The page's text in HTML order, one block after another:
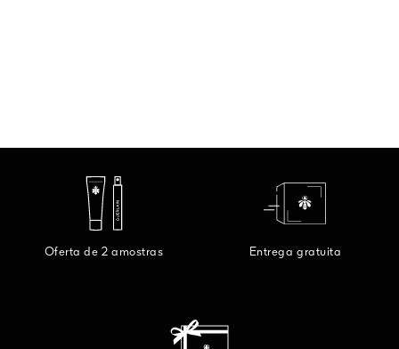
Oferta de 2 amostras Entrega gratuita